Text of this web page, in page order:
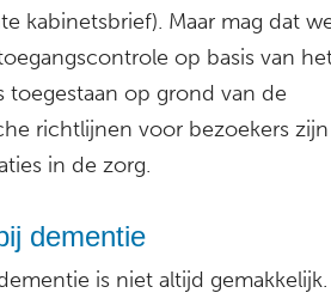
kabinetsbrief). Maar mag dat
op basis van
toegestaan op grond van de
richtlijnen voor bezoekers zijn
in de zorg.
dementie
is niet altijd gemakkelijk.